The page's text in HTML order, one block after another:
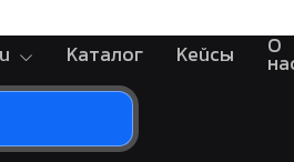
Каталог Кейсы
О